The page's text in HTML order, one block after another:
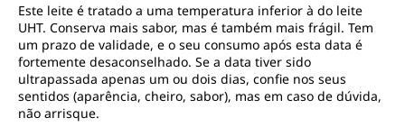
Este leite é tratado a uma temperatura inferior à do leite
UHT. Conserva mais sabor, mas é também mais frágil. Tem
um prazo de validade, e o seu consumo após esta data é
fortemente desaconselhado. Se a data tiver sido
ultrapassada apenas um ou dois dias, confie nos seus
sentidos (aparência, cheiro, sabor), mas em caso de dúvida,
não arrisque.